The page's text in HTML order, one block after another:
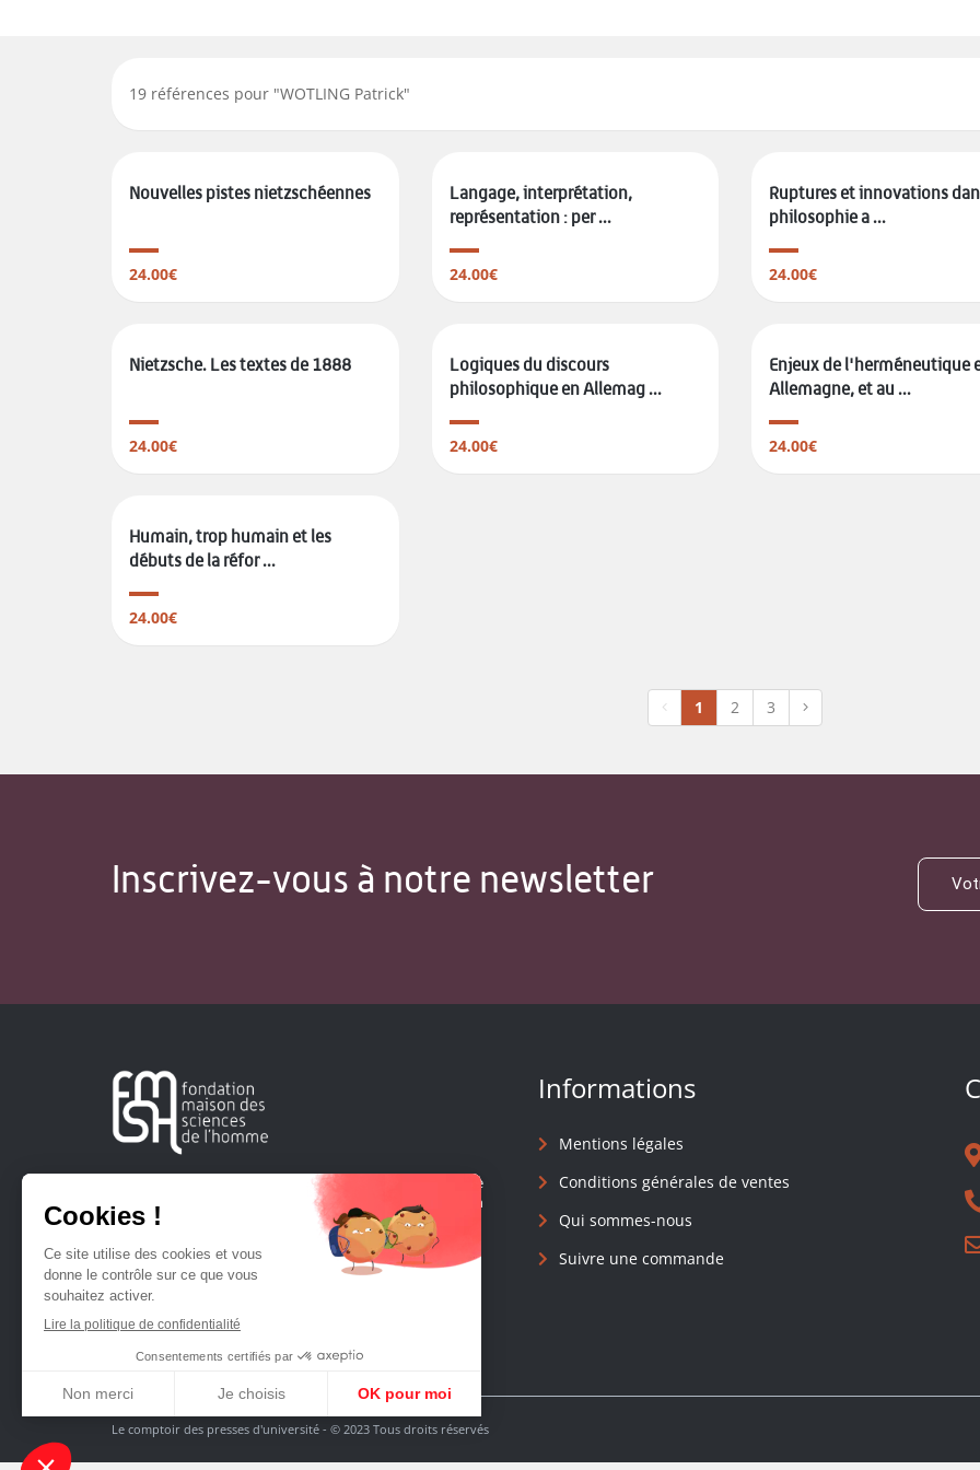
19 références pour "WOTLING Patrick"
Nouvelles pistes nietzschéennes
24.00€
Langage, interprétation,
représentation : per ...
24.00€
Ruptures et innovations
philosophie a ...
24.00€
Nietzsche. Les textes de 1888
24.00€
Logiques du discours
philosophique en Allemag ...
24.00€
Enjeux de l'herméneutique
Allemagne, et au ...
24.00€
Humain, trop humain et les
débuts de la réfor ...
24.00€
1 2 3
Inscrivez-vous à notre newsletter
Créée en 1963, la Fondation Maison Sciences de l'Homme
soutient la recherche et la diffusion des connaissances en
sciences humaines et sociales.
Informations
Mentions légales
Conditions générales de ventes
Qui sommes-nous
Suivre une commande
Le comptoir des presses d'université - © 2023 Tous droits réservés